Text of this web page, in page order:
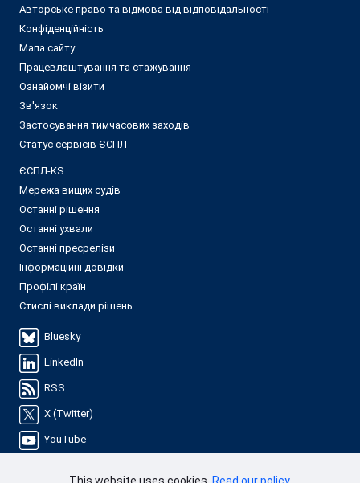
Авторське право та відмова від відповідальності
Конфіденційність
Мапа сайту
Працевлаштування та стажування
Ознайомчі візити
Зв'язок
Застосування тимчасових заходів
Статус сервісів ЄСПЛ
ЄСПЛ-KS
Мережа вищих судів
Останні рішення
Останні ухвали
Останні пресрелізи
Інформаційні довідки
Профілі країн
Стислі виклади рішень
Bluesky
LinkedIn
RSS
X (Twitter)
YouTube